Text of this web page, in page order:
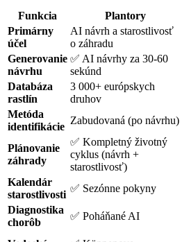
Funkcia Plantory
Primárny
účel
AI návrh a starostlivosť
o záhradu
Generovanie
návrhu
✅ AI návrhy za 30-60
sekúnd
Databáza
rastlín
3 000+ európskych
druhov
Metóda
identifikácie
Zabudovaná (po návrhu)
Plánovanie
záhrady
✅ Kompletný životný
cyklus (návrh +
starostlivosť)
Kalendár
starostlivosti
✅ Sezónne pokyny
Diagnostika
chorôb
✅ Poháňané AI